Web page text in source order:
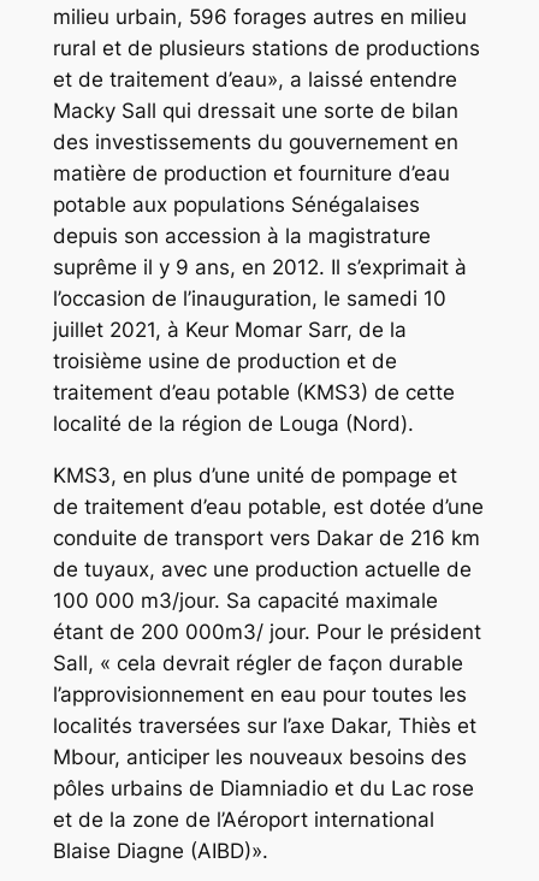
milieu urbain, 596 forages autres en milieu
rural et de plusieurs stations de productions
et de traitement d’eau», a laissé entendre
Macky Sall qui dressait une sorte de bilan
des investissements du gouvernement en
matière de production et fourniture d’eau
potable aux populations Sénégalaises
depuis son accession à la magistrature
suprême il y 9 ans, en 2012. Il s’exprimait à
l’occasion de l’inauguration, le samedi 10
juillet 2021, à Keur Momar Sarr, de la
troisième usine de production et de
traitement d’eau potable (KMS3) de cette
localité de la région de Louga (Nord).
KMS3, en plus d’une unité de pompage et
de traitement d’eau potable, est dotée d’une
conduite de transport vers Dakar de 216 km
de tuyaux, avec une production actuelle de
100 000 m3/jour. Sa capacité maximale
étant de 200 000m3/ jour. Pour le président
Sall, « cela devrait régler de façon durable
l’approvisionnement en eau pour toutes les
localités traversées sur l’axe Dakar, Thiès et
Mbour, anticiper les nouveaux besoins des
pôles urbains de Diamniadio et du Lac rose
et de la zone de l’Aéroport international
Blaise Diagne (AIBD)».